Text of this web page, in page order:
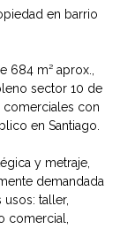
en barrio
684 m² aprox.,
sector 10 de
comerciales con
en Santiago.
y metraje,
demandada
taller,
comercial,